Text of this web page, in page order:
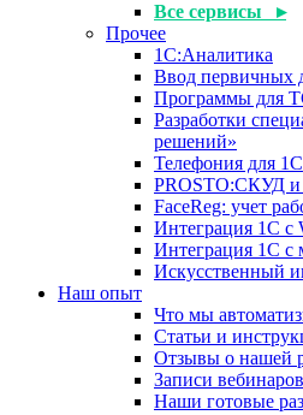
Все сервисы ▸
Прочее
1С:Аналитика
Ввод первичных
Программы для
Разработки
решений»
Телефония для 1С
PROSTO:СКУД
FaceReg: учет
Интеграция 1С с
Интеграция 1С с
Искусственный
Наш опыт
Что мы
Статьи и
Отзывы о нашей
Записи вебинаров
Наши готовые